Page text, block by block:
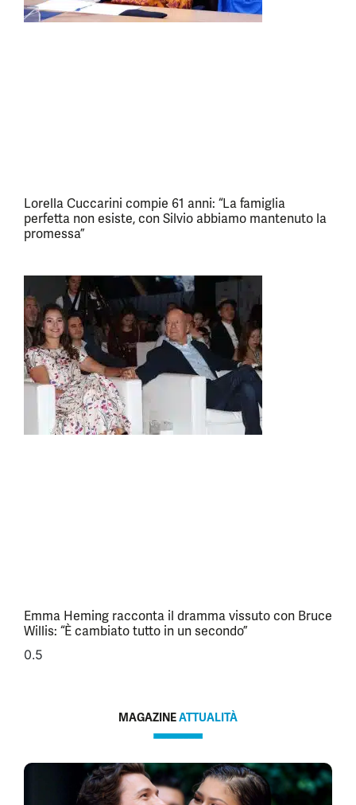
Lorella Cuccarini compie 61 anni: “La famiglia
perfetta non esiste, con Silvio abbiamo mantenuto la
promessa”
Emma Heming racconta il dramma vissuto con Bruce
Willis: “È cambiato tutto in un secondo”
MAGAZINEATTUALITÀ